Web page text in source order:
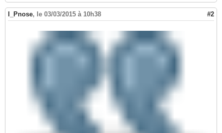
I_Pnose, le 03/03/2015 à 10h38 #2